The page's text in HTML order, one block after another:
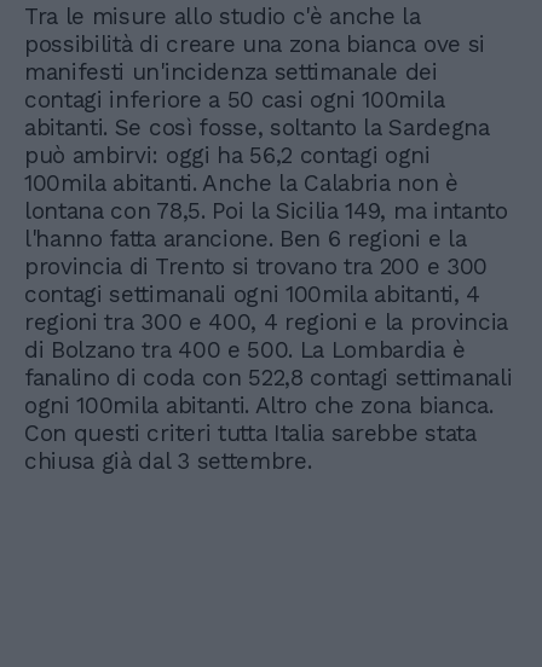
Tra le misure allo studio c'è anche la
possibilità di creare una zona bianca ove si
manifesti un'incidenza settimanale dei
contagi inferiore a 50 casi ogni 100mila
abitanti. Se così fosse, soltanto la Sardegna
può ambirvi: oggi ha 56,2 contagi ogni
100mila abitanti. Anche la Calabria non è
lontana con 78,5. Poi la Sicilia 149, ma intanto
l'hanno fatta arancione. Ben 6 regioni e la
provincia di Trento si trovano tra 200 e 300
contagi settimanali ogni 100mila abitanti, 4
regioni tra 300 e 400, 4 regioni e la provincia
di Bolzano tra 400 e 500. La Lombardia è
fanalino di coda con 522,8 contagi settimanali
ogni 100mila abitanti. Altro che zona bianca.
Con questi criteri tutta Italia sarebbe stata
chiusa già dal 3 settembre.